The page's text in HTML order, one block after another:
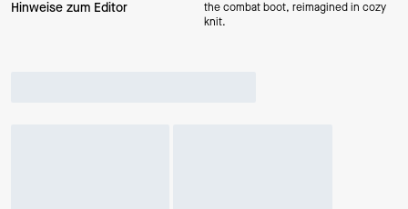
Hinweise zum Editor
the combat boot, reimagined in cozy
knit.